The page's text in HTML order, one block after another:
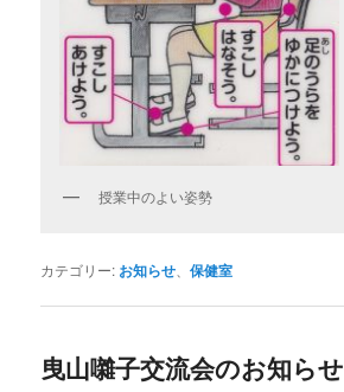
授業中のよい姿勢
カテゴリー: お知らせ 、保健室
曳山囃子交流会のお知らせ